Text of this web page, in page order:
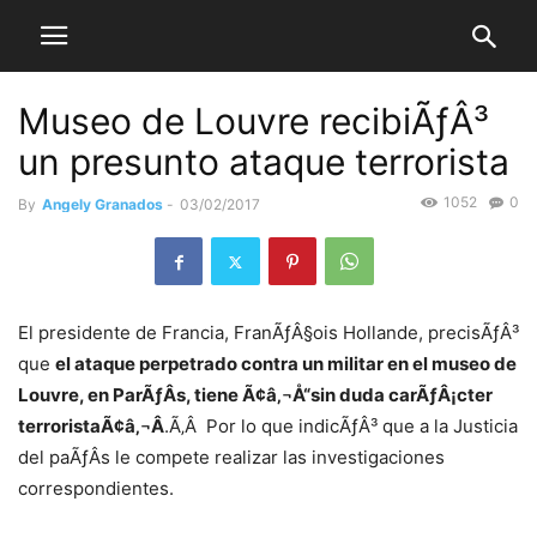
Museo de Louvre recibiÃƒÂ³
un presunto ataque terrorista
By Angely Granados - 03/02/2017 0
1052
El presidente de Francia, FranÃƒÂ§ois Hollande, precisÃƒÂ³
que el ataque perpetrado contra un militar en el museo de
Louvre, en ParÃƒÂ­s, tiene Ã¢â‚¬Å“sin duda carÃƒÂ¡cter
terroristaÃ¢â‚¬Â.Ã‚Â Por lo que indicÃƒÂ³ que a la Justicia
del paÃƒÂ­s le compete realizar las investigaciones
correspondientes.